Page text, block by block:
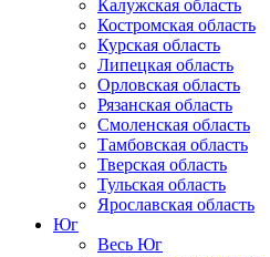
Калужская область
Костромская область
Курская область
Липецкая область
Орловская область
Рязанская область
Смоленская область
Тамбовская область
Тверская область
Тульская область
Ярославская область
Юг
Весь Юг